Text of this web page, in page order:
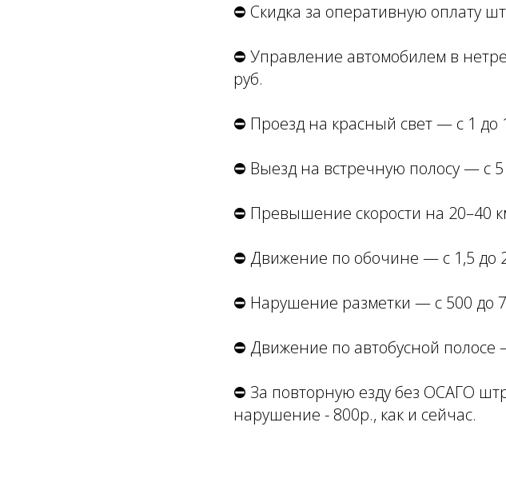
⛔️ Скидка за оперативную оплату
⛔️ Управление автомобилем в
руб.
⛔️ Проезд на красный свет — с 1 до
⛔️ Выезд на встречную полосу — с 5
⛔️ Превышение скорости на 20–40
⛔️ Движение по обочине — с 1,5 до
⛔️ Нарушение разметки — с 500 до
⛔️ Движение по автобусной полосе
⛔️ За повторную езду без ОСАГО
нарушение - 800р., как и сейчас.